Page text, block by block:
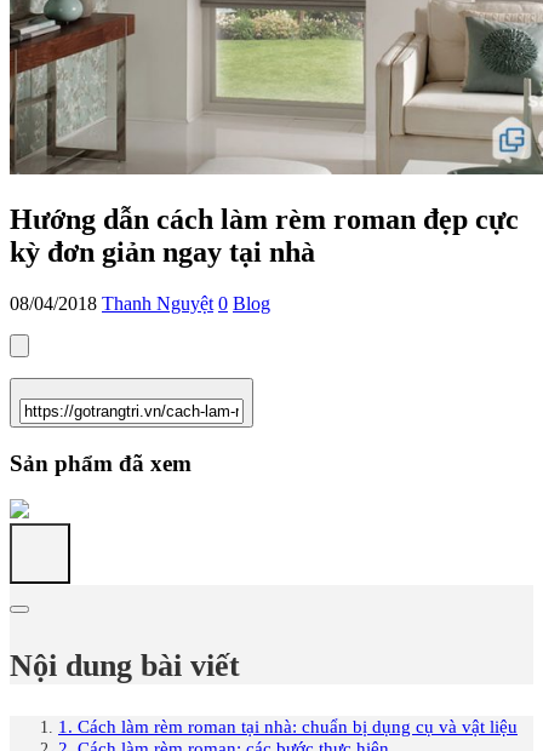
Hướng dẫn cách làm rèm roman đẹp cực
kỳ đơn giản ngay tại nhà
08/04/2018 Thanh Nguyệt 0 Blog
Sản phẩm đã xem
Nội dung bài viết
1. Cách làm rèm roman tại nhà: chuẩn bị dụng cụ và vật liệu